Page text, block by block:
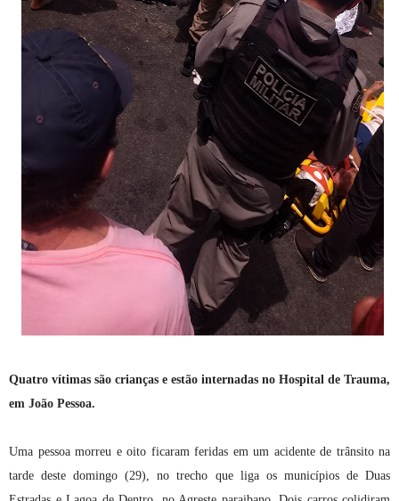
Quatro vítimas são crianças e estão internadas no Hospital de Trauma,
em João Pessoa.
Uma pessoa morreu e oito ficaram feridas em um acidente de trânsito na
tarde deste domingo (29), no trecho que liga os municípios de Duas